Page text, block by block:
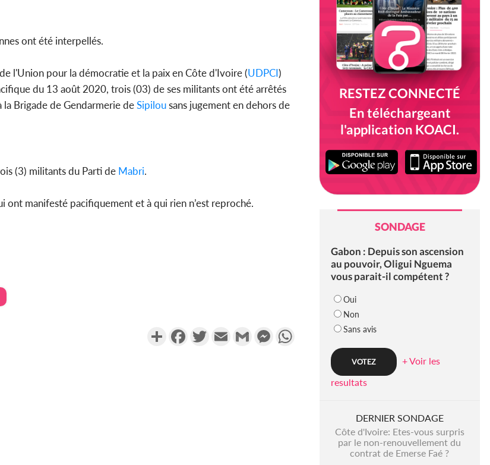
ont été interpellés.
l'Union pour la démocratie et la paix en Côte d'Ivoire (UDPCI)
du 13 août 2020, trois (03) de ses militants ont été arrêtés
la Brigade de Gendarmerie deSipilousans jugement en dehors de
(3) militants du Parti de Mabri.
ont manifesté pacifiquement et à qui rien n’est reproché.
PartagerFacebookTwitterEmail Gmail MessengerWhatsApp
RESTEZ CONNECTÉ
En téléchargeant
l'application KOACI.
SONDAGE
Gabon : Depuis son ascension
au pouvoir, Oligui Nguema
vous parait-il compétent ?
Oui
Non
Sans avis
+ Voir les
resultats
DERNIER SONDAGE
Côte d'Ivoire: Etes-vous surpris
par le non-renouvellement du
contrat de Emerse Faé ?